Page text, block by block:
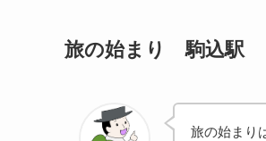
旅の始まり 駒込駅
旅の始まり